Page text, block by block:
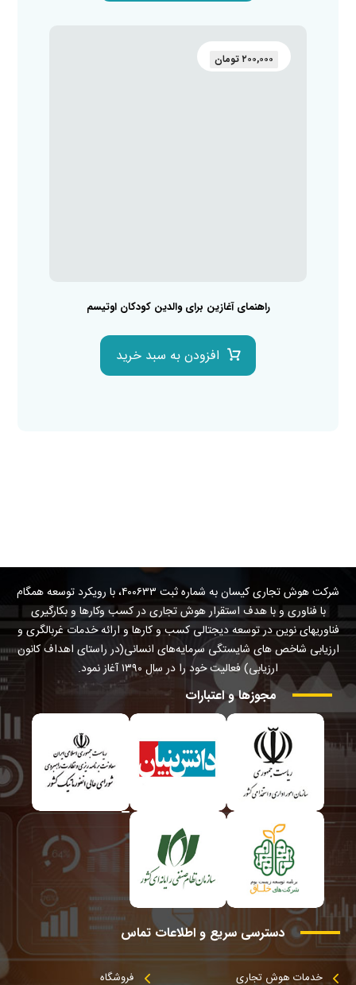
راهنمای آغازین برای والدین کودکان اوتیسم
۲۰۰,۰۰۰ تومان
افزودن به سبد خرید
شرکت هوش تجاری کیسان به شماره ثبت ۴۰۰۶۳۳، با رویکرد توسعه همگام
با فناوری و با هدف استقرار هوش تجاری در کسب وکارها و بکارگیری
فناوریهای نوین در توسعه دیجتالی کسب و کارها و ارائه خدمات غربالگری و
ارزیابی شاخص های شایستگی سرمایه‌های انسانی(در راستای اهداف کانون
ارزیابی) فعالیت خود را در سال ۱۳۹۰ آغاز نمود.
مجوزها و اعتبارات
دسترسی سریع و اطلاعات تماس
خدمات هوش تجاری
فروشگاه